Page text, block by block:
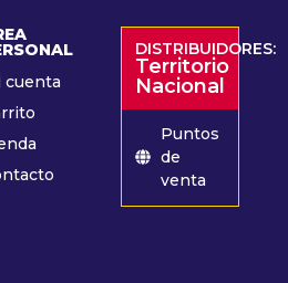
cuenta
DISTRIBUIDORES:
Territorio
Nacional
Puntos
de
venta